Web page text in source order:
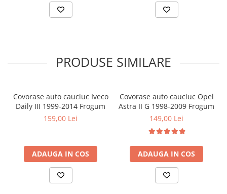
PRODUSE SIMILARE
Covorase auto cauciuc Iveco
Daily III 1999-2014 Frogum
159,00 Lei
ADAUGA IN COS
Covorase auto cauciuc Opel
Astra II G 1998-2009 Frogum
149,00 Lei
ADAUGA IN COS